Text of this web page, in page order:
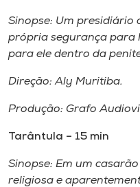
Sinopse: Um presidiário
própria segurança para
para ele dentro da
Direção: Aly Muritiba.
Produção: Grafo
Tarântula – 15 min
Sinopse: Em um
religiosa e